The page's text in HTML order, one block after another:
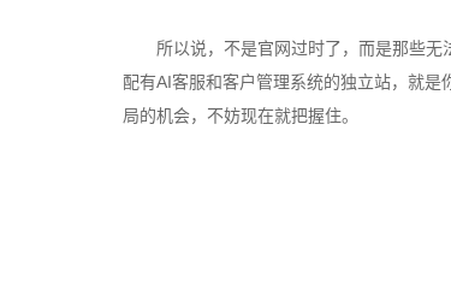
所以说，不是官网过时了，而是那些无法
配有AI客服和客户管理系统的独立站，就
局的机会，不妨现在就把握住。